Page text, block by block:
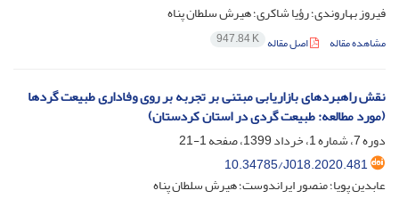
فیروز بهاروندی؛ رؤیا شاکری؛ هیرش سلطان پناه
مشاهده مقاله اصل مقاله 947.84 K
نقش راهبردهای بازاریابی مبتنی بر تجربه بر روی وفاداری طبیعت گردها
(مورد مطالعه: طبیعت گردی در استان کردستان)
دوره 7، شماره 1، خرداد 1399، صفحه
1-21
10.34785/J018.2020.481
عابدین پویا؛ منصور ایراندوست؛ هیرش سلطان پناه